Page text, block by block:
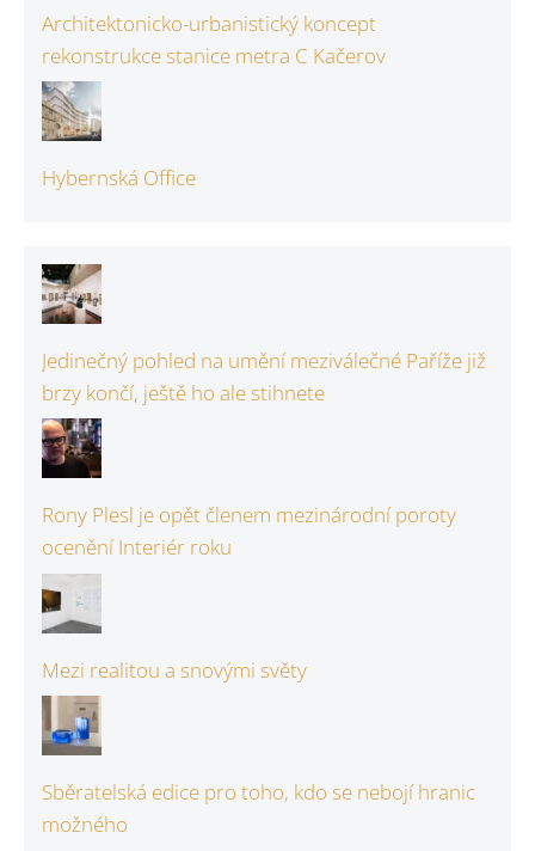
Architektonicko-urbanistický koncept
rekonstrukce stanice metra C Kačerov
Hybernská Office
Jedinečný pohled na umění meziválečné Paříže již
brzy končí, ještě ho ale stihnete
Rony Plesl je opět členem mezinárodní poroty
ocenění Interiér roku
Mezi realitou a snovými světy
Sběratelská edice pro toho, kdo se nebojí hranic
možného